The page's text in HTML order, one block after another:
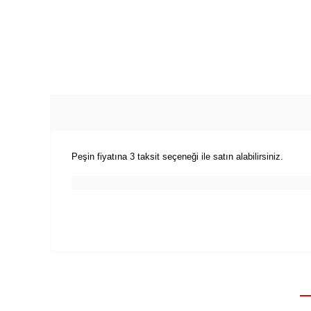
Peşin fiyatına 3 taksit seçeneği ile satın alabilirsiniz.